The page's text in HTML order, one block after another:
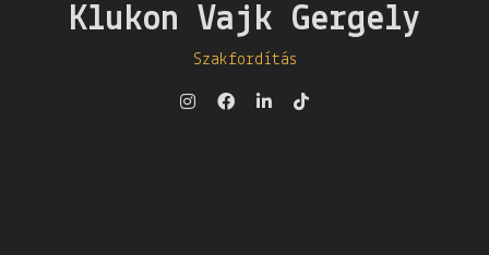
Klukon Vajk Gergely
Szakfordítás